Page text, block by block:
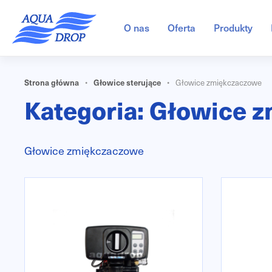
S
S
O nas Oferta Produkty
Kategoria: Głowice
Strona główna • Głowice sterujące • Głowice zmiękczaczowe
Głowice zmiękczaczowe